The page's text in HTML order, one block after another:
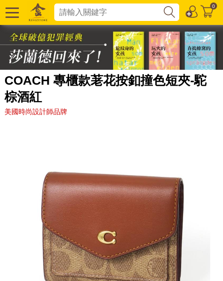
0
COACH 專櫃款荖花按釦撞色短夾-駝
棕酒紅
美國時尚設計師品牌